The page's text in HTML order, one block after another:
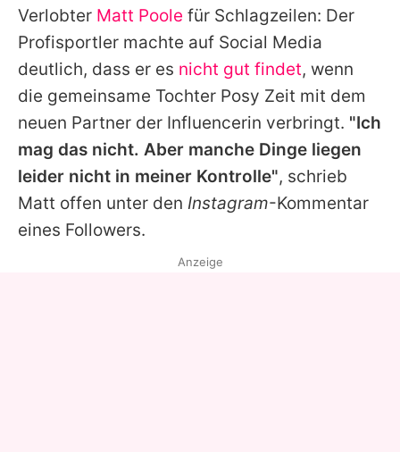
Verlobter Matt Poole für Schlagzeilen: Der
Profisportler machte auf Social Media
deutlich, dass er es nicht gut findet, wenn
die gemeinsame Tochter Posy Zeit mit dem
neuen Partner der Influencerin verbringt. "Ich
mag das nicht. Aber manche Dinge liegen
leider nicht in meiner Kontrolle", schrieb
Matt offen unter den Instagram-Kommentar
eines Followers.
Anzeige